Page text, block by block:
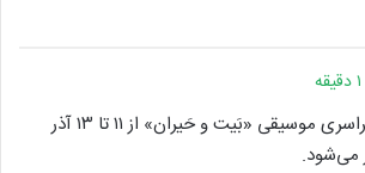
یازدهمین جشنوارۀ سراسری موسیقی «بَیت و حَیران» از ۱۱ تا ۱۳ آذر